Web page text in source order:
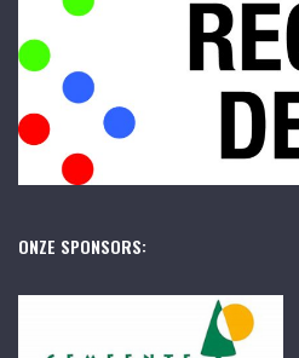
ONZE SPONSORS: